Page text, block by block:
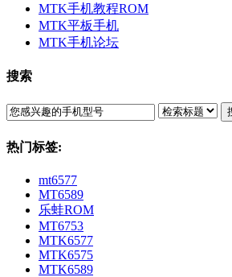
MTK手机教程ROM
MTK平板手机
MTK手机论坛
搜索
热门标签:
mt6577
MT6589
乐蛙ROM
MT6753
MTK6577
MTK6575
MTK6589